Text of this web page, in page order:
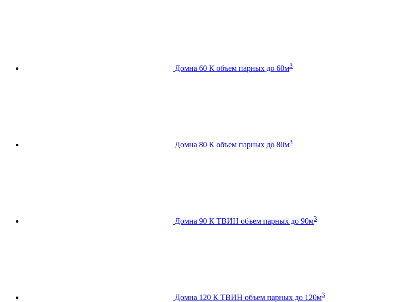
Домна 60 К объем парных до 60м3
Домна 80 К объем парных до 80м3
Домна 90 К ТВИН объем парных до 90м3
Домна 120 К ТВИН объем парных до 120м3